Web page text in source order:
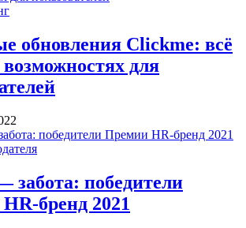
обновления Clickme: всё
для
забота: победители
бренд 2021